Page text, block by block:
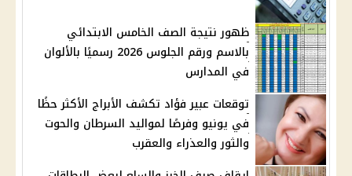
ظهور نتيجة الصف الخامس الابتدائي
بالاسم ورقم الجلوس 2026 رسميًا بالألوان
في المدارس
توقعات عبير فؤاد تكشف الأبراج الأكثر حظًا
في يونيو وفرصًا لمواليد السرطان والحوت
والثور والعذراء والعقرب